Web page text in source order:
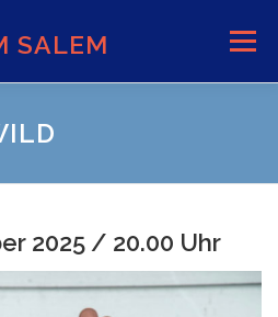
SALEM Menü
2025 / 20.00 Uhr